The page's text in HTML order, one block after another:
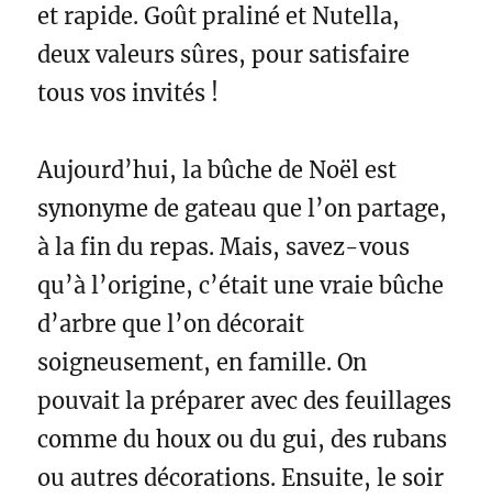
et rapide. Goût praliné et Nutella,
deux valeurs sûres, pour satisfaire
tous vos invités !
Aujourd’hui, la bûche de Noël est
synonyme de gateau que l’on partage,
à la fin du repas. Mais, savez-vous
qu’à l’origine, c’était une vraie bûche
d’arbre que l’on décorait
soigneusement, en famille. On
pouvait la préparer avec des feuillages
comme du houx ou du gui, des rubans
ou autres décorations. Ensuite, le soir